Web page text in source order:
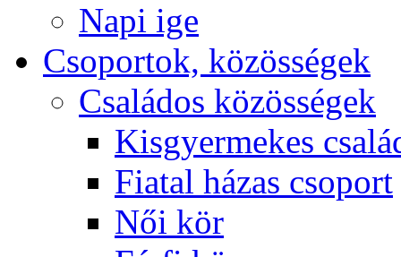
Napi ige
Csoportok, közösségek
Családos közösségek
Kisgyermekes
Fiatal házas csoport
Női kör